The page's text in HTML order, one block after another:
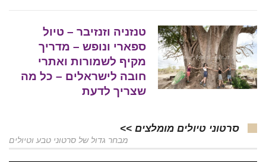
טנזניה וזנזיבר – טיול
ספארי ונופש – מדריך
מקיף לשמורות ואתרי
חובה לישראלים – כל מה
שצריך לדעת
סרטוני טיולים מומלצים >>
מבחר גדול של סרטוני טבע וטיולים